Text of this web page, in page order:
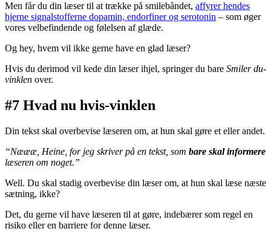
Men får du din læser til at trække på smilebåndet, affyrer hendes
hjerne signalstofferne dopamin, endorfiner og serotonin – som øger
vores velbefindende og følelsen af glæde.
Og hey, hvem vil ikke gerne have en glad læser?
Hvis du derimod vil kede din læser ihjel, springer du bare Smiler du-
vinklen over.
#7 Hvad nu hvis-vinklen
Din tekst skal overbevise læseren om, at hun skal gøre et eller andet.
“Næææ, Heine, for jeg skriver på en tekst, som bare skal informere
læseren om noget.”
Well. Du skal stadig overbevise din læser om, at hun skal læse næste
sætning, ikke?
Det, du gerne vil have læseren til at gøre, indebærer som regel en
risiko eller en barriere for denne læser.